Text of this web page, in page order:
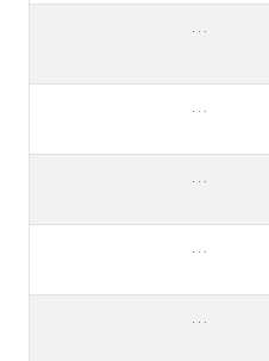
,
,
,
,
,
,
,
,
,
,
,
,
,
,
,